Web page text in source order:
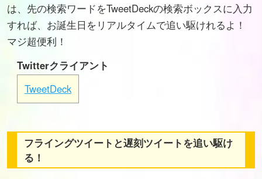
は、先の検索ワードをTweetDeckの検索ボックスに入力
すれば、お誕生日をリアルタイムで追い駆けれるよ！
マジ超便利！
Twitterクライアント
TweetDeck
フライングツイートと遅刻ツイートを追い駆け
る！